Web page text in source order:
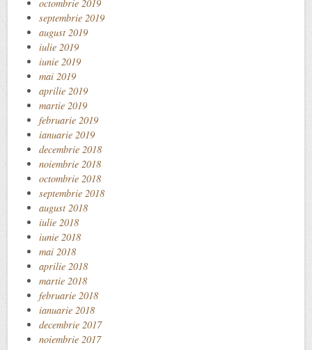
octombrie 2019
septembrie 2019
august 2019
iulie 2019
iunie 2019
mai 2019
aprilie 2019
martie 2019
februarie 2019
ianuarie 2019
decembrie 2018
noiembrie 2018
octombrie 2018
septembrie 2018
august 2018
iulie 2018
iunie 2018
mai 2018
aprilie 2018
martie 2018
februarie 2018
ianuarie 2018
decembrie 2017
noiembrie 2017